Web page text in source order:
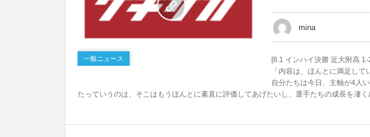
一般ニュース
0
mina
[8.1 インハイ決勝 近大附高
「内容は、ほんとに満足して
自分たちは今日、主軸が4人
たっていうのは、そこはもうほんとに素直に評価してあげたいし、選手たちの成長を凄